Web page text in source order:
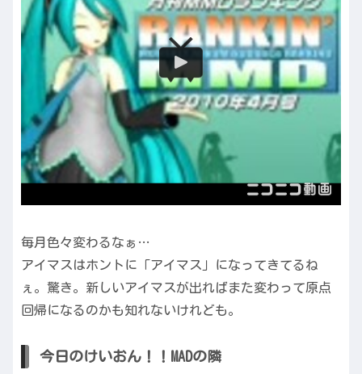
毎月色々変わるなぁ…
アイマスはホントに「アイマス」になってきてるね
ぇ。驚き。新しいアイマスが出ればまた変わって原点
回帰になるのかも知れないけれども。
今日のけいおん！！MADの隣